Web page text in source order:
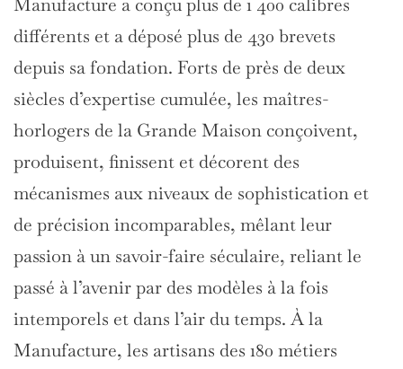
Manufacture a conçu plus de 1 400 calibres
différents et a déposé plus de 430 brevets
depuis sa fondation. Forts de près de deux
siècles d’expertise cumulée, les maîtres-
horlogers de la Grande Maison conçoivent,
produisent, finissent et décorent des
mécanismes aux niveaux de sophistication et
de précision incomparables, mêlant leur
passion à un savoir-faire séculaire, reliant le
passé à l’avenir par des modèles à la fois
intemporels et dans l’air du temps. À la
Manufacture, les artisans des 180 métiers